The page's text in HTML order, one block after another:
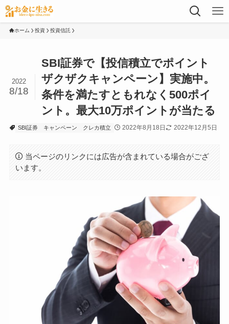
ホーム 投資 投資信託
SBI証券で【投信積立でポイント
ザクザクキャンペーン】実施中。
条件を満たすともれなく500ポイ
ント。最大10万ポイントが当たる
2022
8/18
SBI証券 キャンペーン クレカ積立 2022年8月18日 2022年12月5日
当ページのリンクには広告が含まれている場合がござ
います。